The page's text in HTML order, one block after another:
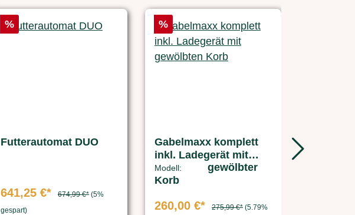
Rabatt
%
Futterautomat DUO
641,25 €* 674,99 €* (5%
gespart)
Rabatt
%
Gabelmaxx komplett
inkl. Ladegerät mit
gewölbten Korb
Modell: gewölbter
Korb
260,00 €* 275,99 €* (5.79%